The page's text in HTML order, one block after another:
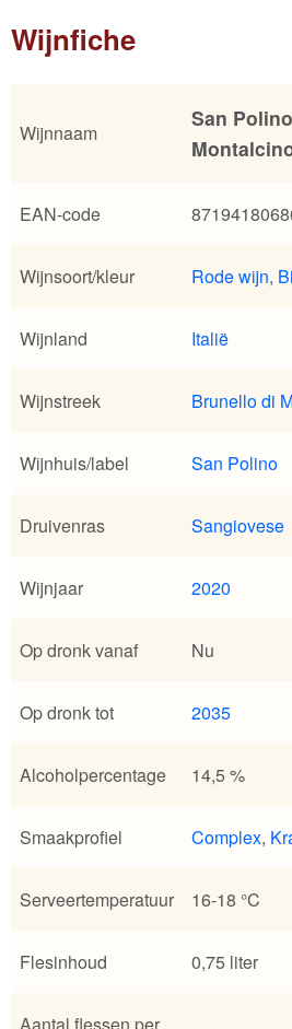
Wijnfiche
Wijnnaam
San
EAN-code
Wijnsoort/kleur Rode wijn,
Wijnland Italië
Wijnstreek Brunello di
Wijnhuis/label San Polino
Druivenras Sangiovese
Wijnjaar 2020
Op dronk vanaf Nu
Op dronk tot 2035
Alcoholpercentage 14,5 %
Smaakprofiel Complex,
Serveertemperatuur 16-18 °C
Flesinhoud 0,75 liter
Aantal flessen per